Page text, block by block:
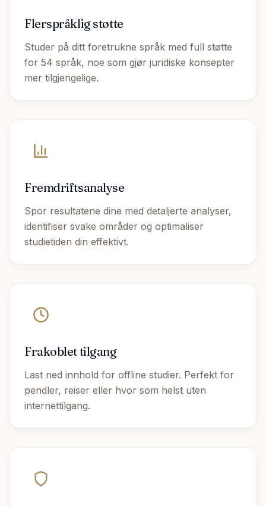
Flerspråklig støtte
Studer på ditt foretrukne språk med full støtte
for 54 språk, noe som gjør juridiske konsepter
mer tilgjengelige.
Fremdriftsanalyse
Spor resultatene dine med detaljerte analyser,
identifiser svake områder og optimaliser
studietiden din effektivt.
Frakoblet tilgang
Last ned innhold for offline studier. Perfekt for
pendler, reiser eller hvor som helst uten
internettilgang.